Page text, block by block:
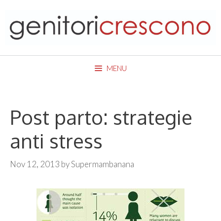
content
MENU
Post parto: strategie
anti stress
Nov 12, 2013 bySupermambanana